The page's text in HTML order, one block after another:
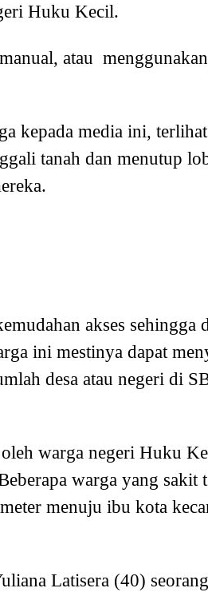
Huku Kecil.
atau
kepada media ini,
tanah dan menutup
akses sehingga
ini mestinya dapat
desa atau negeri di
warga negeri Huku
warga yang sakit
menuju ibu kota
Latisera (40)